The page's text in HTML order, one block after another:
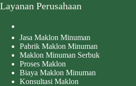
Layanan Perusahaan
Jasa Maklon Minuman
Pabrik Maklon Minuman
Maklon Minuman Serbuk
Proses Maklon
Biaya Maklon Minuman
Konsultasi Maklon